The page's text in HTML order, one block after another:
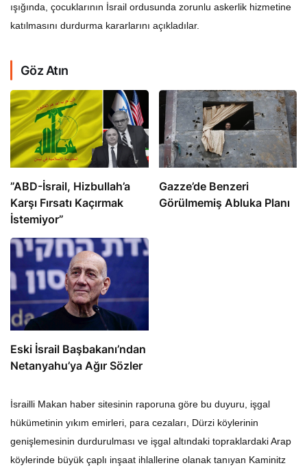
ışığında, çocuklarının İsrail ordusunda zorunlu askerlik hizmetine
katılmasını durdurma kararlarını açıkladılar.
Göz Atın
​​​​​​​”ABD-İsrail, Hizbullah’a
Karşı Fırsatı Kaçırmak
İstemiyor”
​​​​​​​Gazze’de Benzeri
Görülmemiş Abluka Planı
Eski İsrail Başbakanı’ndan
Netanyahu’ya Ağır Sözler
İsrailli Makan haber sitesinin raporuna göre bu duyuru, işgal
hükümetinin yıkım emirleri, para cezaları, Dürzi köylerinin
genişlemesinin durdurulması ve işgal altındaki topraklardaki Arap
köylerinde büyük çaplı inşaat ihlallerine olanak tanıyan Kaminitz